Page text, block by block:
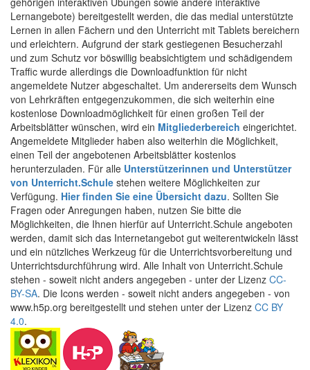
Lernangebote) bereitgestellt werden, die das medial unterstützte
Lernen in allen Fächern und den Unterricht mit Tablets bereichern
und erleichtern. Aufgrund der stark gestiegenen Besucherzahl
und zum Schutz vor böswillig beabsichtigtem und schädigendem
Traffic wurde allerdings die Downloadfunktion für nicht
angemeldete Nutzer abgeschaltet. Um andererseits dem Wunsch
von Lehrkräften entgegenzukommen, die sich weiterhin eine
kostenlose Downloadmöglichkeit für einen großen Teil der
Arbeitsblätter wünschen, wird ein Mitgliederbereich eingerichtet.
Angemeldete Mitglieder haben also weiterhin die Möglichkeit,
einen Teil der angebotenen Arbeitsblätter kostenlos
herunterzuladen. Für alle Unterstützerinnen und Unterstützer
von Unterricht.Schule stehen weitere Möglichkeiten zur
Verfügung. Hier finden Sie eine Übersicht dazu. Sollten Sie
Fragen oder Anregungen haben, nutzen Sie bitte die
Möglichkeiten, die Ihnen hierfür auf Unterricht.Schule angeboten
werden, damit sich das Internetangebot gut weiterentwickeln lässt
und ein nützliches Werkzeug für die Unterrichtsvorbereitung und
Unterrichtsdurchführung wird. Alle Inhalt von Unterricht.Schule
stehen - soweit nicht anders angegeben - unter der Lizenz CC-
BY-SA. Die Icons werden - soweit nicht anders angegeben - von
www.h5p.org bereitgestellt und stehen unter der Lizenz CC BY
4.0.